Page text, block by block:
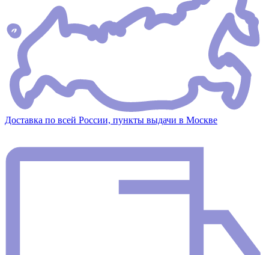
Доставка по всей России, пункты выдачи в Москве